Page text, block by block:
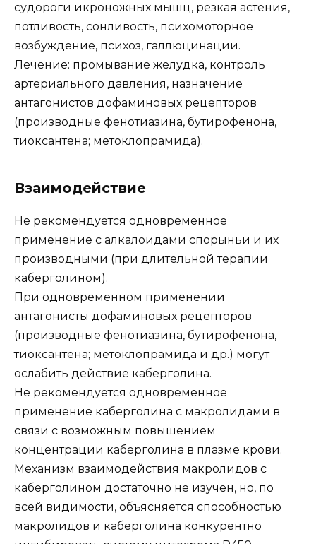
судороги икроножных мышц, резкая астения,
потливость, сонливость, психомоторное
возбуждение, психоз, галлюцинации.
Лечение: промывание желудка, контроль
артериального давления, назначение
антагонистов дофаминовых рецепторов
(производные фенотиазина, бутирофенона,
тиоксантена; метоклопрамида).
Взаимодействие
Не рекомендуется одновременное
применение с алкалоидами спорыньи и их
производными (при длительной терапии
каберголином).
При одновременном применении
антагонисты дофаминовых рецепторов
(производные фенотиазина, бутирофенона,
тиоксантена; метоклопрамида и др.) могут
ослабить действие каберголина.
Не рекомендуется одновременное
применение каберголина с макролидами в
связи с возможным повышением
концентрации каберголина в плазме крови.
Механизм взаимодействия макролидов с
каберголином достаточно не изучен, но, по
всей видимости, объясняется способностью
макролидов и каберголина конкурентно